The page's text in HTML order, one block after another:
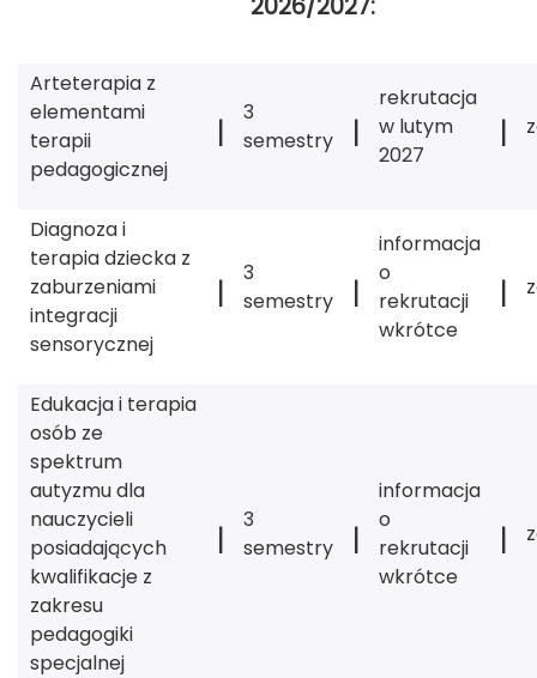
2026/2027:
Arteterapia z
elementami
terapii
pedagogicznej
|
3
semestry
|
rekrutacja
w lutym
2027
|
Diagnoza i
terapia dziecka z
zaburzeniami
integracji
sensorycznej
|
3
semestry
|
informacja
o
rekrutacji
wkrótce
|
Edukacja i terapia
osób ze
spektrum
autyzmu dla
nauczycieli
posiadających
kwalifikacje z
zakresu
pedagogiki
specjalnej
|
3
semestry
|
informacja
o
rekrutacji
wkrótce
|